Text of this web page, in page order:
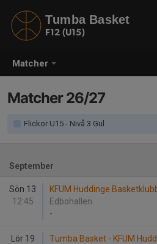
Matcher
Tumba Basket
F12 (U15)
Matcher 26/27
Flickor U15 - Nivå 3 Gul
September
Sön 13
12:45
KFUM Huddinge
Edbohallen
-
Lör 19
Tumba Basket - KFUM